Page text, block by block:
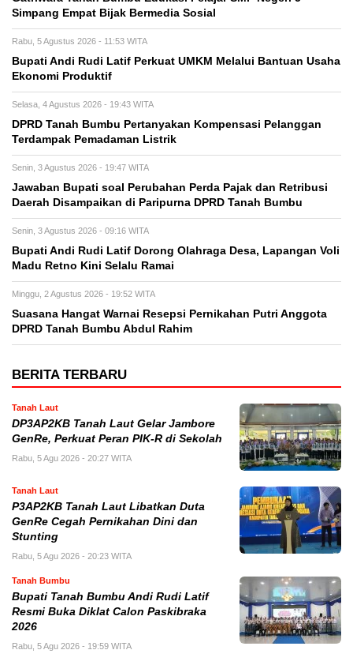
Simpang Empat Bijak Bermedia Sosial
Rabu, 5 Agustus 2026 - 11:53 WITA
Bupati Andi Rudi Latif Perkuat UMKM Melalui Bantuan Usaha
Ekonomi Produktif
Selasa, 4 Agustus 2026 - 19:43 WITA
DPRD Tanah Bumbu Pertanyakan Kompensasi Pelanggan
Terdampak Pemadaman Listrik
Senin, 3 Agustus 2026 - 19:47 WITA
Jawaban Bupati soal Perubahan Perda Pajak dan Retribusi
Daerah Disampaikan di Paripurna DPRD Tanah Bumbu
Senin, 3 Agustus 2026 - 09:16 WITA
Bupati Andi Rudi Latif Dorong Olahraga Desa, Lapangan Voli
Madu Retno Kini Selalu Ramai
Minggu, 2 Agustus 2026 - 19:52 WITA
Suasana Hangat Warnai Resepsi Pernikahan Putri Anggota
DPRD Tanah Bumbu Abdul Rahim
BERITA TERBARU
Tanah Laut
DP3AP2KB Tanah Laut Gelar Jambore
GenRe, Perkuat Peran PIK-R di Sekolah
Rabu, 5 Agu 2026 - 20:27 WITA
Tanah Laut
P3AP2KB Tanah Laut Libatkan Duta
GenRe Cegah Pernikahan Dini dan
Stunting
Rabu, 5 Agu 2026 - 20:23 WITA
Tanah Bumbu
Bupati Tanah Bumbu Andi Rudi Latif
Resmi Buka Diklat Calon Paskibraka
2026
Rabu, 5 Agu 2026 - 19:59 WITA